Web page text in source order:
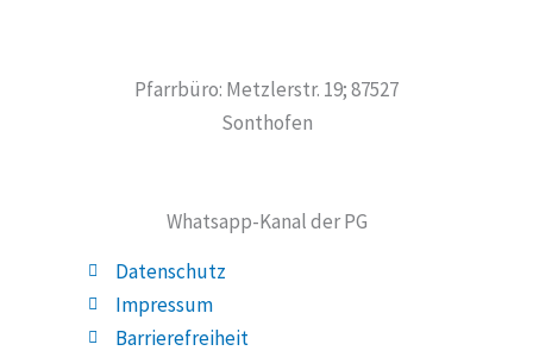
Datenschutz
Impressum
Barrierefreiheit
Pfarrbüro: Metzlerstr. 19; 87527
Sonthofen
Whatsapp-Kanal der PG